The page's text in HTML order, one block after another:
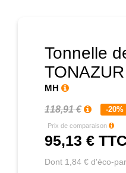
Tonnelle
MH
118,91 € -20%
Prix de comparaison
95,13 €
Dont 1,84 € d'éco-